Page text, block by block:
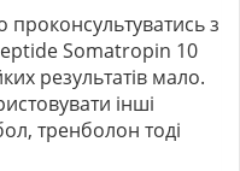
з
Somatropin 10
результатів мало.
інші
, тренболон тоді